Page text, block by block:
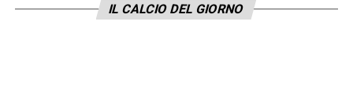
IL CALCIO DEL GIORNO